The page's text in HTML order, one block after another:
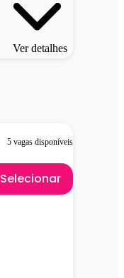
Ver detalhes
5 vagas disponíveis
Selecionar